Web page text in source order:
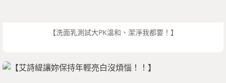
【洗面乳測試大PK溫和、潔淨我都要！】